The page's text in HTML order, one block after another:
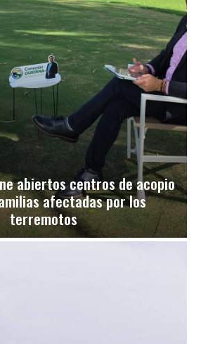
abiertos centros de acopio
afectadas por los
terremotos